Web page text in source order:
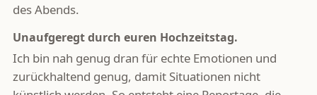
des Abends.
Unaufgeregt durch euren Hochzeitstag.
Ich bin nah genug dran für echte Emotionen und
zurückhaltend genug, damit Situationen nicht